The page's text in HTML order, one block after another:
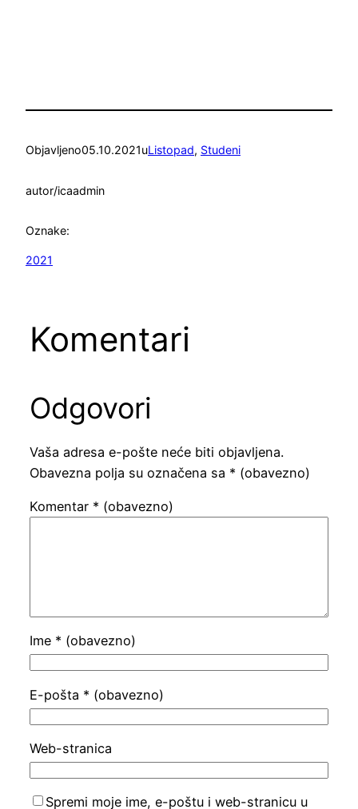
Objavljeno05.10.2021uListopad, Studeni
autor/icaadmin
Oznake:
2021
Komentari
Odgovori
Vaša adresa e-pošte neće biti objavljena.
Obavezna polja su označena sa * (obavezno)
Komentar * (obavezno)
Ime * (obavezno)
E-pošta * (obavezno)
Web-stranica
Spremi moje ime, e-poštu i web-stranicu u